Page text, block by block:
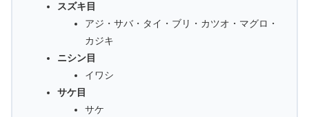
スズキ目
アジ・サバ・タイ・ブリ・カツオ・マグロ・
カジキ
ニシン目
イワシ
サケ目
サケ